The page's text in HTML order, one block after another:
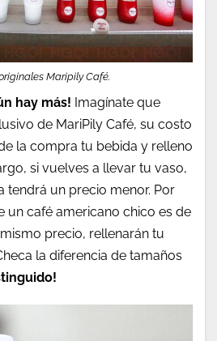
Maripily Café.
hay más! Imagínate que
de MariPily Café, su costo
la compra tu bebida y relleno
si vuelves a llevar tu vaso,
tendrá un precio menor. Por
un café americano chico es de
precio, rellenarán tu
la diferencia de tamaños